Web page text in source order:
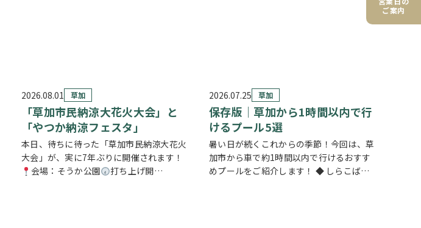
2026.08.01 草加
「草加市民納涼大花火大会」と
「やつか納涼フェスタ」
本日、待ちに待った「草加市民納涼大花火
大会」が、実に7年ぶりに開催されます！
会場：そうか公園
打ち上げ開
2026.07.25 草加
保存版｜草加から1時間以内で行
けるプール5選
暑い日が続くこれからの季節！今回は、草
加市から車で約1時間以内で行けるおすす
めプールをご紹介します！ ◆ しらこばと
ご案内